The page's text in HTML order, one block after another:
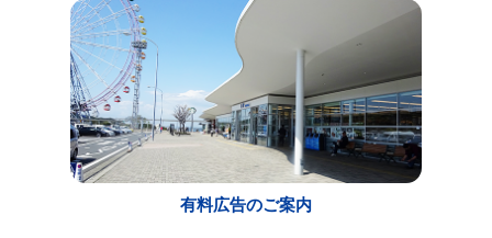
有料広告のご案内